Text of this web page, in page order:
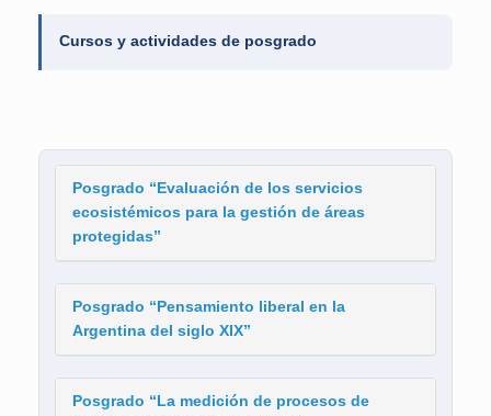
Cursos y actividades de posgrado
Posgrado “Evaluación de los servicios
ecosistémicos para la gestión de áreas
protegidas”
Posgrado “Pensamiento liberal en la
Argentina del siglo XIX”
Posgrado “La medición de procesos de